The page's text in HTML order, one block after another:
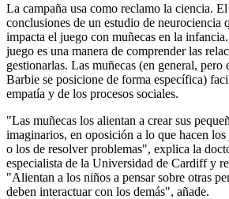
La campaña usa como reclamo la ciencia.
conclusiones de un estudio de neurociencia
impacta el juego con muñecas en la
juego es una manera de comprender las
gestionarlas. Las muñecas (en general, pero
Barbie se posicione de forma específica)
empatía y de los procesos sociales.
"Las muñecas los alientan a crear sus
imaginarios, en oposición a lo que hacen
o los de resolver problemas", explica la
especialista de la Universidad de Cardiff y
"Alientan a los niños a pensar sobre otras
deben interactuar con los demás", añade.